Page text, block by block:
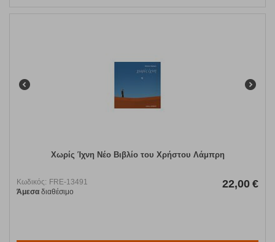
Χωρίς Ίχνη Νέο Βιβλίο του Χρήστου Λάμπρη
Κωδικός: FRE-13491
Άμεσα διαθέσιμο
22,00 €